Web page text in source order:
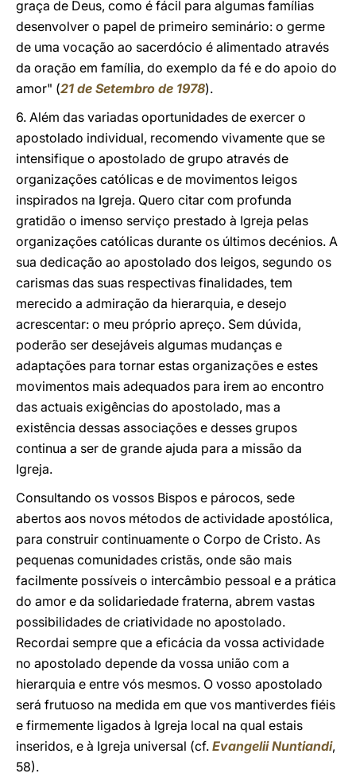
graça de Deus, como é fácil para algumas famílias
desenvolver o papel de primeiro seminário: o germe
de uma vocação ao sacerdócio é alimentado através
da oração em família, do exemplo da fé e do apoio do
amor" (21 de Setembro de 1978).
6. Além das variadas oportunidades de exercer o
apostolado individual, recomendo vivamente que se
intensifique o apostolado de grupo através de
organizações católicas e de movimentos leigos
inspirados na Igreja. Quero citar com profunda
gratidão o imenso serviço prestado à Igreja pelas
organizações católicas durante os últimos decénios. A
sua dedicação ao apostolado dos leigos, segundo os
carismas das suas respectivas finalidades, tem
merecido a admiração da hierarquia, e desejo
acrescentar: o meu próprio apreço. Sem dúvida,
poderão ser desejáveis algumas mudanças e
adaptações para tornar estas organizações e estes
movimentos mais adequados para irem ao encontro
das actuais exigências do apostolado, mas a
existência dessas associações e desses grupos
continua a ser de grande ajuda para a missão da
Igreja.
Consultando os vossos Bispos e párocos, sede
abertos aos novos métodos de actividade apostólica,
para construir continuamente o Corpo de Cristo. As
pequenas comunidades cristãs, onde são mais
facilmente possíveis o intercâmbio pessoal e a prática
do amor e da solidariedade fraterna, abrem vastas
possibilidades de criatividade no apostolado.
Recordai sempre que a eficácia da vossa actividade
no apostolado depende da vossa união com a
hierarquia e entre vós mesmos. O vosso apostolado
será frutuoso na medida em que vos mantiverdes fiéis
e firmemente ligados à Igreja local na qual estais
inseridos, e à Igreja universal (cf. Evangelii Nuntiandi,
58).